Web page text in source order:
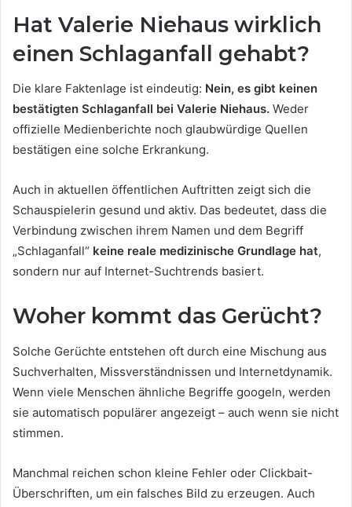
Hat Valerie Niehaus wirklich
einen Schlaganfall gehabt?
Die klare Faktenlage ist eindeutig: Nein, es gibt keinen
bestätigten Schlaganfall bei Valerie Niehaus. Weder
offizielle Medienberichte noch glaubwürdige Quellen
bestätigen eine solche Erkrankung.
Auch in aktuellen öffentlichen Auftritten zeigt sich die
Schauspielerin gesund und aktiv. Das bedeutet, dass die
Verbindung zwischen ihrem Namen und dem Begriff
„Schlaganfall“ keine reale medizinische Grundlage hat,
sondern nur auf Internet-Suchtrends basiert.
Woher kommt das Gerücht?
Solche Gerüchte entstehen oft durch eine Mischung aus
Suchverhalten, Missverständnissen und Internetdynamik.
Wenn viele Menschen ähnliche Begriffe googeln, werden
sie automatisch populärer angezeigt – auch wenn sie nicht
stimmen.
Manchmal reichen schon kleine Fehler oder Clickbait-
Überschriften, um ein falsches Bild zu erzeugen. Auch